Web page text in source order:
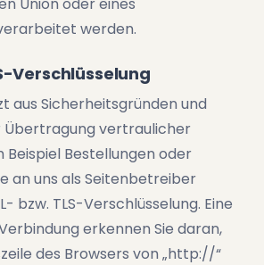
werden.
Verschlüsselung
aus Sicherheitsgründen und
Übertragung vertraulicher
Beispiel Bestellungen oder
an uns als Seitenbetreiber
bzw. TLS-Verschlüsselung. Eine
erkennen Sie daran,
des Browsers von „http://“